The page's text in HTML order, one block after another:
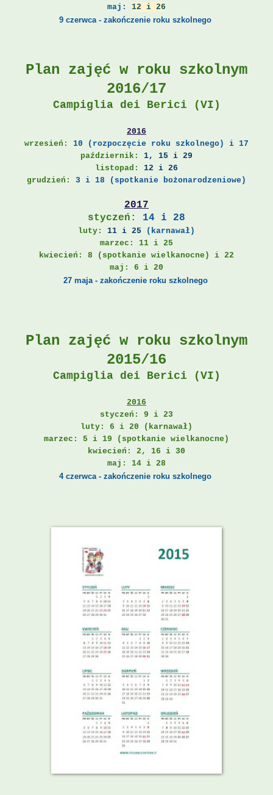
maj: 12 i 26
9 czerwca - zakończenie roku szkolnego
Plan zajęć w roku szkolnym
2016/17
Campiglia dei Berici (VI)
2016
wrzesień: 10 (rozpoczęcie roku szkolnego) i 17
październik:
1, 15 i 29
listopad:
12 i 26
grudzień: 3 i 18 (spotkanie bożonarodzeniowe)
2017
styczeń: 14 i 28
luty: 11 i 25
(karnawał)
marzec: 11 i 25
kwiecień: 8 (spotkanie wielkanocne) i 22
maj: 6 i 20
27 maja - zakończenie roku szkolnego
Plan zajęć w roku szkolnym
2015/16
Campiglia dei Berici (VI)
2016
styczeń: 9 i 23
luty: 6 i 20 (karnawał)
marzec: 5 i 19 (spotkanie wielkanocne)
kwiecień: 2, 16 i 30
maj: 14 i 28
4 czerwca - zakończenie roku szkolnego